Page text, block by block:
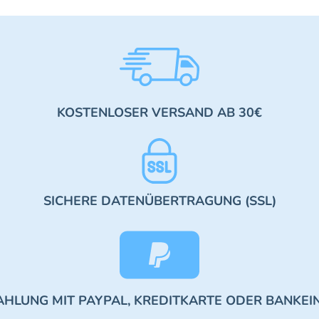
KOSTENLOSER VERSAND AB 30€
SICHERE DATENÜBERTRAGUNG (SSL)
MIT PAYPAL, KREDITKARTE ODER